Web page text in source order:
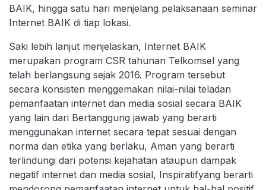
BAIK, hingga satu hari menjelang pelaksanaan seminar
Internet BAIK di tiap lokasi.
Saki lebih lanjut menjelaskan, Internet BAIK
merupakan program CSR tahunan Telkomsel yang
telah berlangsung sejak 2016. Program tersebut
secara konsisten menggemakan nilai-nilai teladan
pemanfaatan internet dan media sosial secara BAIK
yang lain dari Bertanggung jawab yang berarti
menggunakan internet secara tepat sesuai dengan
norma dan etika yang berlaku, Aman yang berarti
terlindungi dari potensi kejahatan ataupun dampak
negatif internet dan media sosial, Inspiratifyang berarti